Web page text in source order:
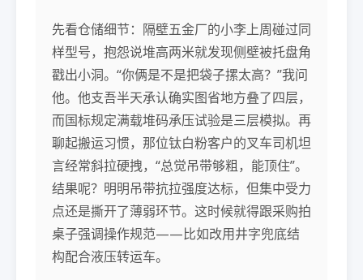
先看仓储细节：隔壁五金厂的小李上周碰过同
样型号，抱怨说堆高两米就发现侧壁被托盘角
戳出小洞。“你俩是不是把袋子摞太高？”我问
他。他支吾半天承认确实图省地方叠了四层，
而国标规定满载堆码承压试验是三层模拟。再
聊起搬运习惯，那位钛白粉客户的叉车司机坦
言经常斜拉硬拽，“总觉吊带够粗，能顶住”。
结果呢？明明吊带抗拉强度达标，但集中受力
点还是撕开了薄弱环节。这时候就得跟采购拍
桌子强调操作规范——比如改用井字兜底结
构配合液压转运车。